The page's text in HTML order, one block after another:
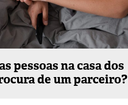
pessoas na casa dos
de um parceiro?